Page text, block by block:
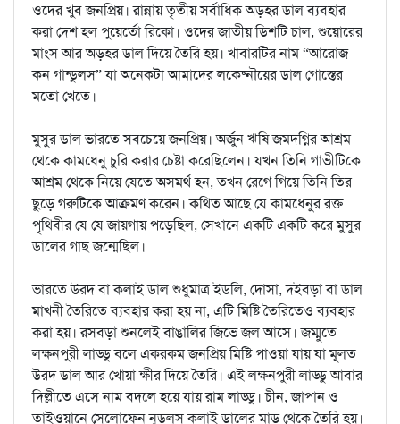
ওদের খুব জনপ্রিয়। রান্নায় তৃতীয় সর্বাধিক অড়হর ডাল ব্যবহার
করা দেশ হল পুয়ের্তো রিকো। ওদের জাতীয় ডিশটি চাল, শুয়োরের
মাংস আর অড়হর ডাল দিয়ে তৈরি হয়। খাবারটির নাম “আরোজ
কন গান্ডুলস” যা অনেকটা আমাদের লক্ষ্নৌয়ের ডাল গোস্তের
মতো খেতে।
মুসুর ডাল ভারতে সবচেয়ে জনপ্রিয়। অর্জুন ঋষি জমদগ্নির আশ্রম
থেকে কামধেনু চুরি করার চেষ্টা করেছিলেন। যখন তিনি গাভীটিকে
আশ্রম থেকে নিয়ে যেতে অসমর্থ হন, তখন রেগে গিয়ে তিনি তির
ছুড়ে গরুটিকে আক্রমণ করেন। কথিত আছে যে কামধেনুর রক্ত
পৃথিবীর যে যে জায়গায় পড়েছিল, সেখানে একটি একটি করে মুসুর
ডালের গাছ জন্মেছিল।
ভারতে উরদ বা কলাই ডাল শুধুমাত্র ইডলি, দোসা, দইবড়া বা ডাল
মাখনী তৈরিতে ব্যবহার করা হয় না, এটি মিষ্টি তৈরিতেও ব্যবহার
করা হয়। রসবড়া শুনলেই বাঙালির জিভে জল আসে। জম্মুতে
লক্ষনপুরী লাড্ডু বলে একরকম জনপ্রিয় মিষ্টি পাওয়া যায় যা মূলত
উরদ ডাল আর খোয়া ক্ষীর দিয়ে তৈরি। এই লক্ষনপুরী লাড্ডু আবার
দিল্লীতে এসে নাম বদলে হয়ে যায় রাম লাড্ডু। চীন, জাপান ও
তাইওয়ানে সেলোফেন নুডলস কলাই ডালের মাড় থেকে তৈরি হয়।